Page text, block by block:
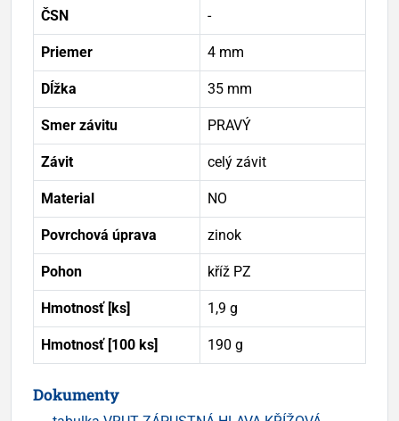
ČSN -
Priemer 4 mm
Dĺžka 35 mm
Smer závitu PRAVÝ
Závit celý závit
Material NO
Povrchová úprava zinok
Pohon kříž PZ
Hmotnosť [ks] 1,9 g
Hmotnosť [100 ks] 190 g
Dokumenty